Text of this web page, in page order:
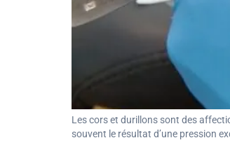
Les cors et durillons sont des
souvent le résultat d’une pression